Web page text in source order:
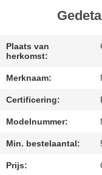
ONS
GEVALLEN
SITEMAP
Plaats van
herkomst:
Merknaam:
Certificering:
Modelnummer:
Min. bestelaantal:
Prijs: